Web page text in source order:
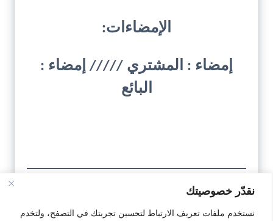
نقدّر خصوصيتك
نستخدم ملفات تعريف الارتباط لتحسين تجربتك في التصفح، ولتخدم
الإمضاءات:
إمضاء : المشتري ///// إمضاء :
البائع
تحميل